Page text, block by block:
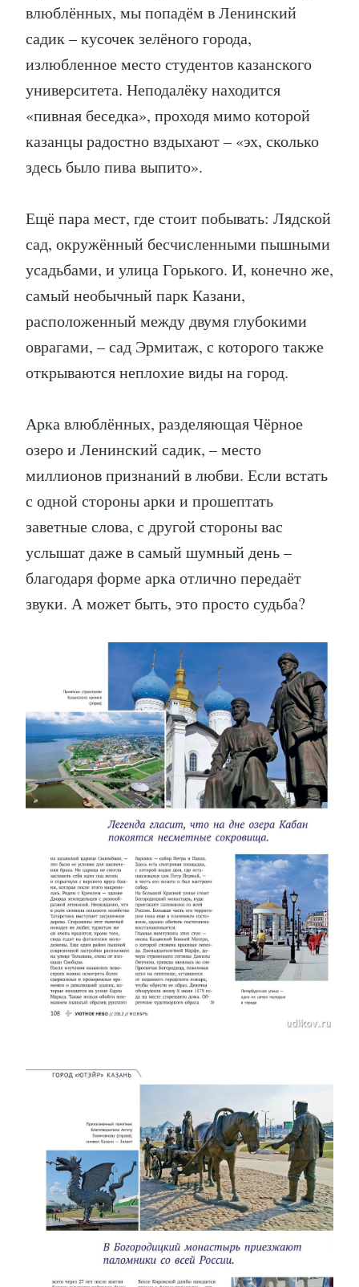
влюблённых, мы попадём в Ленинский
садик – кусочек зелёного города,
излюбленное место студентов казанского
университета. Неподалёку находится
«пивная беседка», проходя мимо которой
казанцы радостно вздыхают – «эх, сколько
здесь было пива выпито».
Ещё пара мест, где стоит побывать: Лядской
сад, окружённый бесчисленными пышными
усадьбами, и улица Горького. И, конечно же,
самый необычный парк Казани,
расположенный между двумя глубокими
оврагами, – сад Эрмитаж, с которого также
открываются неплохие виды на город.
Арка влюблённых, разделяющая Чёрное
озеро и Ленинский садик, – место
миллионов признаний в любви. Если встать
с одной стороны арки и прошептать
заветные слова, с другой стороны вас
услышат даже в самый шумный день –
благодаря форме арка отлично передаёт
звуки. А может быть, это просто судьба?